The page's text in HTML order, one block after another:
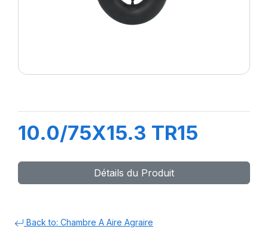
10.0/75X15.3 TR15
Détails du Produit
Back to: Chambre A Aire Agraire